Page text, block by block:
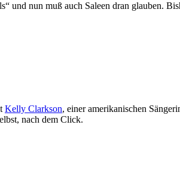
nun muß auch Saleen dran glauben.
Kelly Clarkson, einer amerikanischen
nach dem Click.